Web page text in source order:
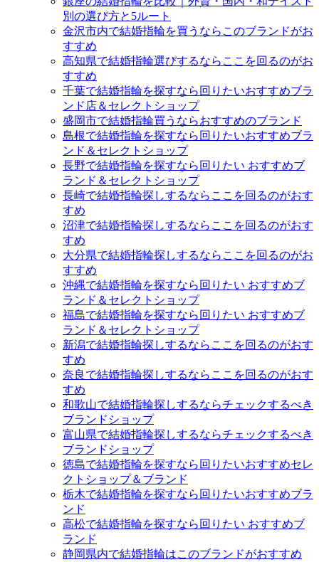
別の選び方と5ルート
金沢市内で結婚指輪を買うならこのブランドがお
すすめ
高知県で結婚指輪選びするならここを回るのがお
すすめ
千葉で結婚指輪を探すなら回りたいおすすめブラ
ンド店＆セレクトショップ
盛岡市で結婚指輪買うならおすすめのブランド
島根で結婚指輪を探すなら回りたいおすすめブラ
ンド＆セレクトショップ
長野で結婚指輪を探すなら回りたい おすすめブ
ランド＆セレクトショップ
長崎で結婚指輪探しするならここを回るのがおす
すめ
沼津で結婚指輪探しするならここを回るのがおす
すめ
大分県で結婚指輪探しするならここを回るのがお
すすめ
沖縄で結婚指輪を探すなら回りたい おすすめブ
ランド＆セレクトショップ
福島で結婚指輪を探すなら回りたい おすすめブ
ランド＆セレクトショップ
新潟で結婚指輪探しするならここを回るのがおす
すめ
奈良で結婚指輪探しするならここを回るのがおす
すめ
和歌山で結婚指輪探しするならチェックするべき
ブランドショップ
富山県で結婚指輪探しするならチェックするべき
ブランドショップ
徳島で結婚指輪を探すなら回りたいおすすめセレ
クトショップ＆ブランド
栃木で結婚指輪を探すなら回りたいおすすめブラ
ンド
高松で結婚指輪を探すなら回りたい おすすめブ
ランド
静岡県内で結婚指輪はこのブランドがおすすめ